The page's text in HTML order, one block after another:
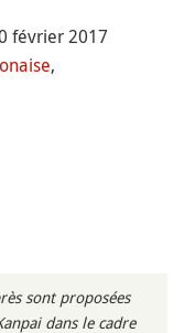
février 2017
,
sont proposées
dans le cadre